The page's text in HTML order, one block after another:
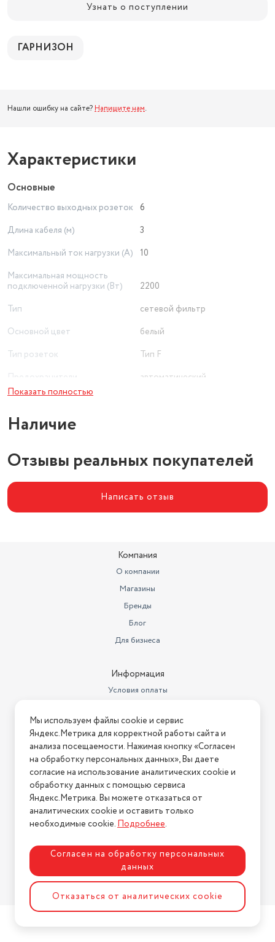
Узнать о поступлении
ГАРНИЗОН
Нашли ошибку на сайте? Напишите нам.
Характеристики
Основные
Количество выходных розеток 6
Длина кабеля (м)
3
Максимальный ток нагрузки (А)
10
Максимальная мощность
подключенной нагрузки (Вт)
2200
Тип
сетевой фильтр
Основной цвет
белый
Тип розеток
Тип F
автоматический
Показать полностью
Наличие
Отзывы реальных покупателей
Написать отзыв
Компания
О компании
Магазины
Бренды
Блог
Для бизнеса
Информация
Условия оплаты
Условия возврата
Нашли ошибку на сайте? Напишите нам
2026 © Интернет-магазин "АстМаркет". У нас есть всё!
Политика конфиденциальности
Разработка сайтаASTDESIGN
Мы используем файлы cookie и сервис
Яндекс.Метрика для корректной работы сайта и
анализа посещаемости. Нажимая кнопку «Согласен
на обработку персональных данных», Вы даете
согласие на использование аналитических cookie и
обработку данных с помощью сервиса
Яндекс.Метрика. Вы можете отказаться от
аналитических cookie и оставить только
необходимые cookie.Подробнее.
Согласен на обработку персональных
данных
Отказаться от аналитических cookie